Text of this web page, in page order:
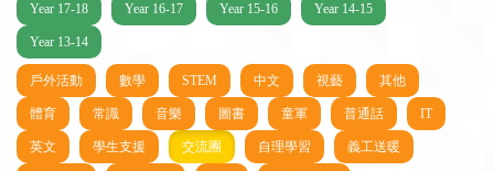
Year 17-18 Year 16-17 Year 15-16 Year 14-15
Year 13-14
戶外活動 數學 STEM 中文 視藝 其他
體育 常識 音樂 圖書 童軍 普通話 IT
英文 學生支援 交流團 自理學習 義工送暖